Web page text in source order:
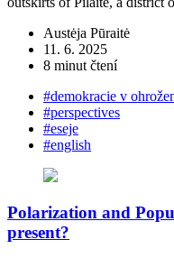
Austėja Pūraitė
11. 6. 2025
8 minut čtení
#demokracie v
#perspectives
#eseje
#english
Polarization and
present?